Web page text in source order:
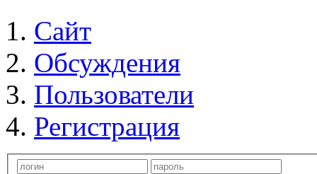
Сайт
Обсуждения
Пользователи
Регистрация